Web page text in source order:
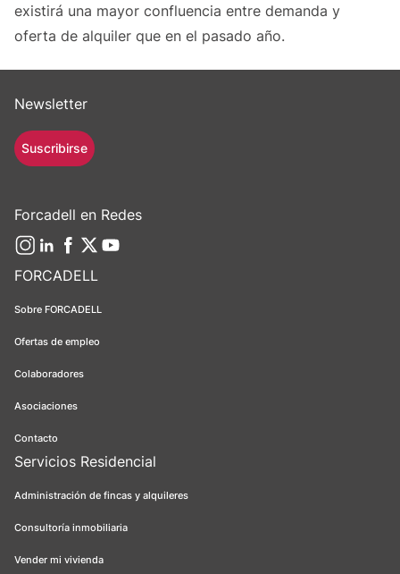
existirá una mayor confluencia entre demanda y
oferta de alquiler que en el pasado año.
FORCADELL
Sobre FORCADELL
Ofertas de empleo
Colaboradores
Asociaciones
Contacto
Servicios Residencial
Administración de fincas y alquileres
Consultoría inmobiliaria
Vender mi vivienda
Newsletter
Suscribirse
Forcadell en Redes